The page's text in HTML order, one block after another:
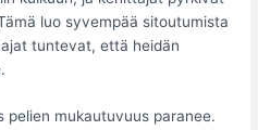
luo syvempää sitoutumista
tuntevat, että heidän
pelien mukautuvuus paranee.